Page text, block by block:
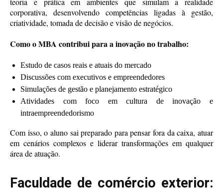
corporativa, desenvolvendo competências ligadas à gestão,
criatividade, tomada de decisão e visão de negócios.
Como o MBA contribui para a inovação no trabalho:
Estudo de casos reais e atuais do mercado
Discussões com executivos e empreendedores
Simulações de gestão e planejamento estratégico
Atividades com foco em cultura de inovação e
intraempreendedorismo
Com isso, o aluno sai preparado para pensar fora da caixa, atuar
em cenários complexos e liderar transformações em qualquer
área de atuação.
Faculdade de comércio exterior: